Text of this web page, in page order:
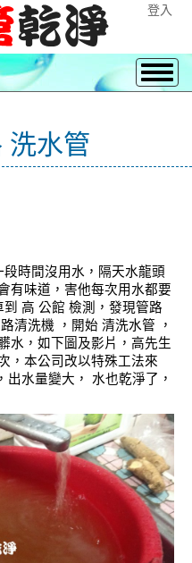
登入
洗水管
時間沒用水，隔天水龍頭
有味道，害他每次用水都要
高 公館 檢測，發現管路
清洗機 ，開始 清洗水管 ，
水，如下圖及影片，高先生
，本公司改以特殊工法來
水量變大， 水也乾淨了，